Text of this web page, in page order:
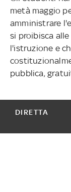
metà maggio
amministrare
si proibisca
l'istruzione e
pubblica,
DIRETTA